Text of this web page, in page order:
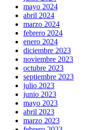
mayo 2024
abril 2024
marzo 2024
febrero 2024
enero 2024
diciembre 2023
noviembre 2023
octubre 2023
septiembre 2023
julio 2023
junio 2023
mayo 2023
abril 2023
marzo 2023